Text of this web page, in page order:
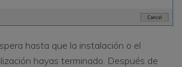
hasta que la instalación o el
hayas terminado. Después de